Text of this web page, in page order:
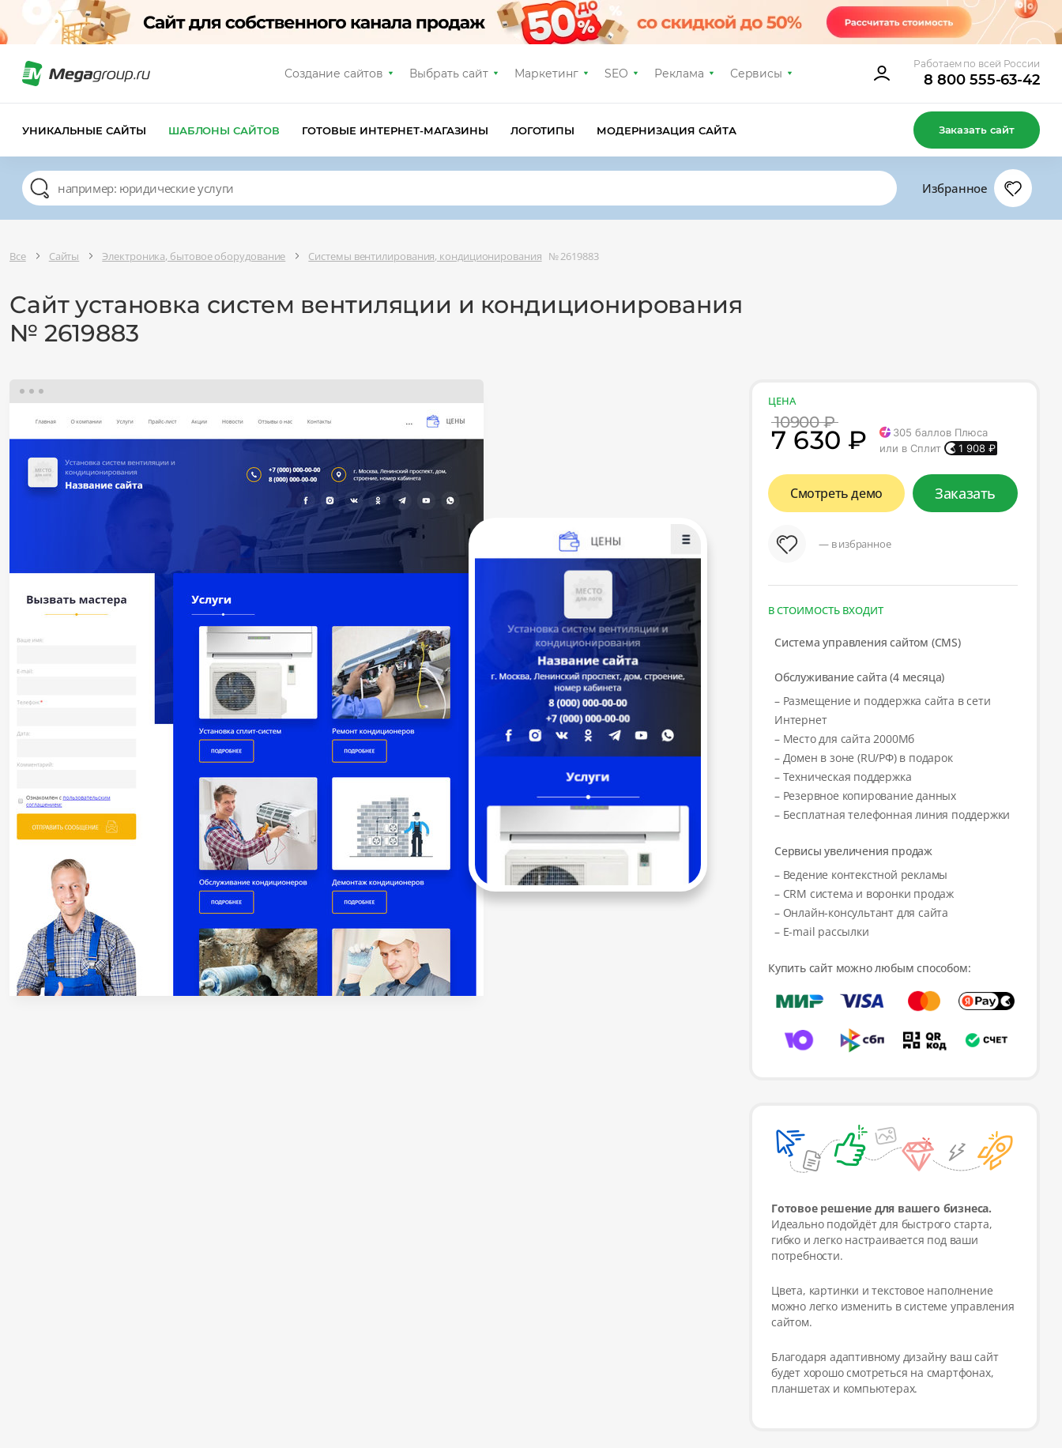
Создание сайтов Выбрать сайт Маркетинг SEO Реклама Сервисы
Работаем по всей России
8 800 555-63-42
УНИКАЛЬНЫЕ САЙТЫ ШАБЛОНЫ САЙТОВ ГОТОВЫЕ ИНТЕРНЕТ-МАГАЗИНЫ ЛОГОТИПЫ МОДЕРНИЗАЦИЯ САЙТА Заказать сайт
Избранное
Все Сайты Электроника, бытовое оборудование Системы вентилирования, кондиционирования № 2619883
Сайт установка систем вентиляции и кондиционирования
№ 2619883
ЦЕНА
10900 ₽
7 630 ₽ 305 баллов Плюса
или в Сплит
1 908 ₽
Смотреть демо Заказать
— в избранное
В СТОИМОСТЬ ВХОДИТ
Система управления сайтом (CMS)
Обслуживание сайта (4 месяца)
– Размещение и поддержка сайта в сети
Интернет
– Место для сайта 2000Мб
– Домен в зоне (RU/РФ) в подарок
– Техническая поддержка
– Резервное копирование данных
– Бесплатная телефонная линия поддержки
Сервисы увеличения продаж
– Ведение контекстной рекламы
– CRM система и воронки продаж
– Онлайн-консультант для сайта
– E-mail рассылки
Купить сайт можно любым способом:
Готовое решение для вашего бизнеса.
Идеально подойдёт для быстрого старта,
гибко и легко настраивается под ваши
потребности.
Цвета, картинки и текстовое наполнение
можно легко изменить в системе управления
сайтом.
Благодаря адаптивному дизайну ваш сайт
будет хорошо смотреться на смартфонах,
планшетах и компьютерах.